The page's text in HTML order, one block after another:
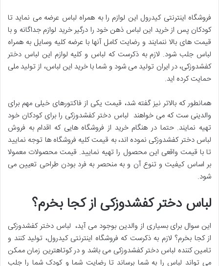
فروشگاه اینترنتی کیدرول این لوازم را به همراه لباس عرضه می نماید تا
کودکان پس از خرید این لباس ذهن خود را درگیر خرید لوازم جداگانه و با
قیمت های بالا ننمایند و رضایت کامل آنها با عرضه کلیه وسایل به همراه
لباس جلب شود. لازم به ذکرست که لباس و کلیه لوازم این لباس دختر
کفشدوزکی، در ایران تولید می شود و شما با خرید این لباس، از تولید ملی
حمایت کرده اید.
همانطور که بالاتر نیز گفته شد، قیمت یکی از فاکتورهای خیلی مهم برای
والدینی ست که می خواهند لباس دختر کفشدوزکی را برای کودکان خود
تهیه نمایند. حتما در هنگام خرید از فروشگاه هایی که اقدام به فروش
لباس دختر کفشدوزکی نموده اند، به قیمت کلیه فروشگاه ها توجه نمایید
تا با قیمت واقعی این محصول را تهیه نمایید. قیمت محصولات معمولا
بر اساس کیفیت و تنوع آن و به منحصر به فرد بودن طراحی تعیین می
شود.
لباس دختر کفشدوزکی از کجا بخرم؟
این سوال برای بسیاری از والدین بوجود می آید، لباس دختر کفشدوزکی
از کجا بخرم؟ لازم به ذکرست که فروشگاه اینترنتی کیدرول، تولید کنند و
تامین کننده لباس دختر کفشدوزکی می باشد و در کوتاهترین زمان ممکن
می تواند لباس را به شما برساند تا رضایت شما و کودک شما را جلب